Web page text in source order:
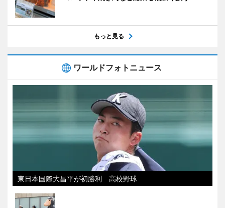
もっと見る
ワールドフォトニュース
東日本国際大昌平が初勝利 高校野球